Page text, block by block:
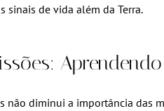
sinais de vida além da Terra.
não diminui a importância das